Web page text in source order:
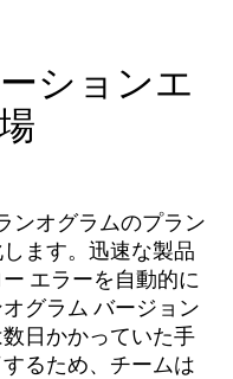
ションエ
ンオグラムのプラン
ます。迅速な製品
エラーを自動的に
グラム バージョン
日かかっていた手
るため、チームは